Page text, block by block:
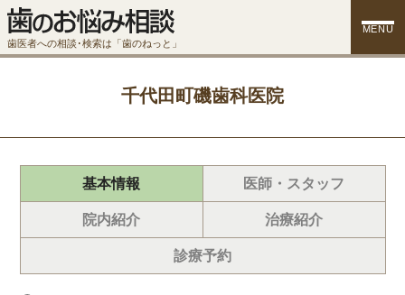
歯医者への相談･検索は「歯のねっと」
MENU
千代田町磯歯科医院
基本情報 医師・スタッフ
院内紹介 治療紹介
診療予約